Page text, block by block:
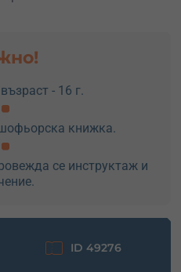
- 16 г.
книжка.
се инструктаж и
ID 49276